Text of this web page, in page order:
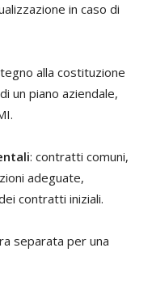
in caso di
alla costituzione
un piano aziendale,
: contratti comuni,
adeguate,
contratti iniziali.
separata per una